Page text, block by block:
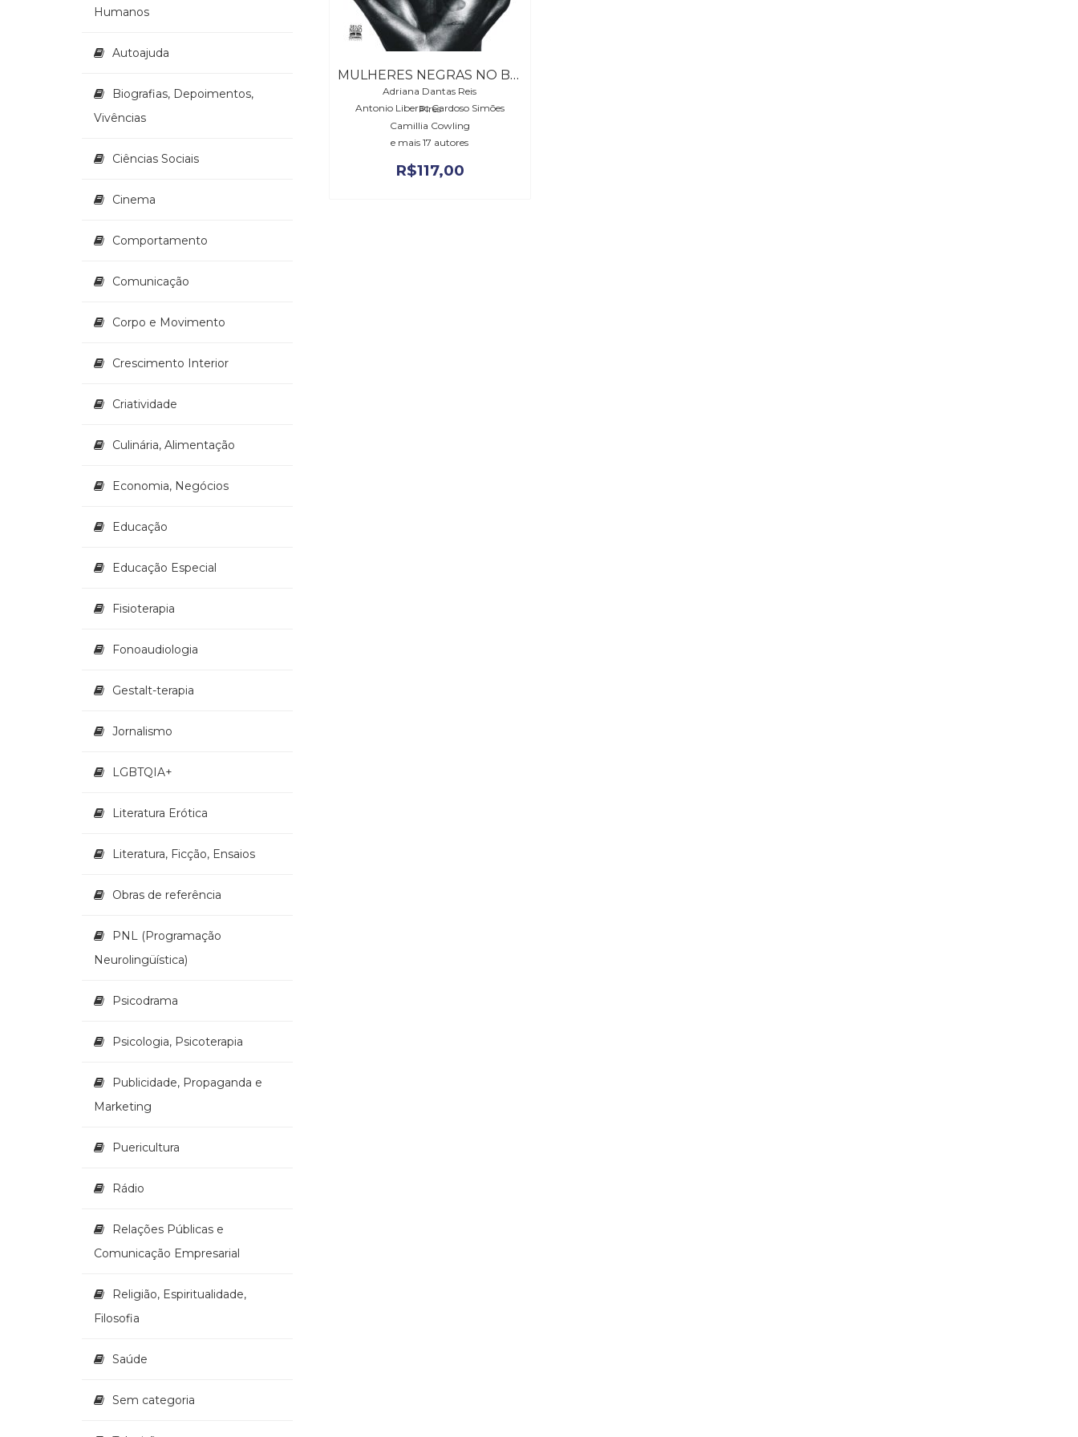
MULHERES NEGRAS NO BRASIL ESCRAVISTA E DO PÓS-EMANCIPAÇÃO
Adriana Dantas Reis
Antonio Liberac Cardoso Simões Pires
Camillia Cowling
e mais 17 autores
R$117,00
Humanos
Autoajuda
Biografias, Depoimentos,
Vivências
Ciências Sociais
Cinema
Comportamento
Comunicação
Corpo e Movimento
Crescimento Interior
Criatividade
Culinária, Alimentação
Economia, Negócios
Educação
Educação Especial
Fisioterapia
Fonoaudiologia
Gestalt-terapia
Jornalismo
LGBTQIA+
Literatura Erótica
Literatura, Ficção, Ensaios
Obras de referência
PNL (Programação
Neurolingüística)
Psicodrama
Psicologia, Psicoterapia
Publicidade, Propaganda e
Marketing
Puericultura
Rádio
Relações Públicas e
Comunicação Empresarial
Religião, Espiritualidade,
Filosofia
Saúde
Sem categoria